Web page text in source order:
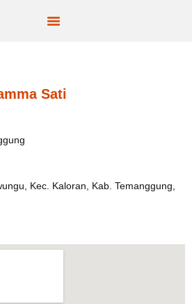
Sati
Kec. Kaloran, Kab. Temanggung,